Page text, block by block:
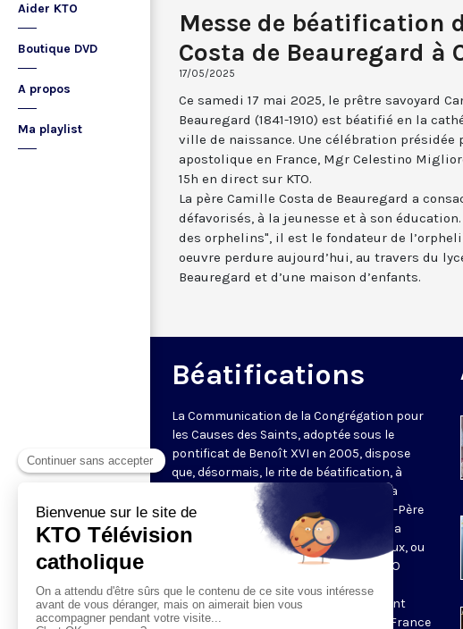
Aider KTO
Boutique DVD
A propos
Ma playlist
Messe de béatification
Costa de Beauregard à
17/05/2025
Ce samedi 17 mai 2025, le prêtre savoyard
Beauregard (1841-1910) est béatifié en la
ville de naissance. Une célébration présidée
apostolique en France, Mgr Celestino
15h en direct sur KTO.
La père Camille Costa de Beauregard a
défavorisés, à la jeunesse et à son
des orphelins", il est le fondateur de
oeuvre perdure aujourd’hui, au travers du
Beauregard et d’une maison d’enfants.
Béatifications
La Communication de la Congrégation pour
les Causes des Saints, adoptée sous le
pontificat de Benoît XVI en 2005, dispose
que, désormais, le rite de béatification, à
l’inverse du rite de canonisation, « sera
célébrée par un représentant du Saint-Père
(…)[et] se déroulera dans le diocèse qui a
promu la cause du nouveau bienheureux, ou
dans un autre lieu jugé approprié. » KTO
propose de rassembler toutes les
cérémonies de béatifications qui se sont
déroulées dans les divers diocèses de France